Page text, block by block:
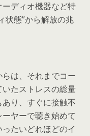
ディオ機器など特
状態”から解放の兆
は、それまでコー
たストレスの総量
り、すぐに接触不
ヤーで聴き始めて
たいどれほどのイ